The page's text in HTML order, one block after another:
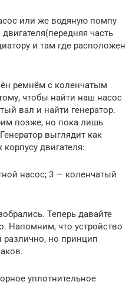
или же водяную помпу
часть
и там где расположен
ремнём с коленчатым
чтобы найти наш насос
вал и найти генератор.
позже, но пока лишь
выглядит как
двигателя:
насос; 3 — коленчатый
Теперь давайте
Напомним, что устройство
различно, но принцип
уплотнительное